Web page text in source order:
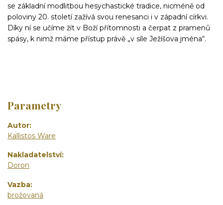
se základní modlitbou hesychastické tradice, nicméně od
poloviny 20. století zažívá svou renesanci i v západní církvi.
Díky ní se učíme žít v Boží přítomnosti a čerpat z pramenů
spásy, k nimž máme přístup právě „v síle Ježíšova jména“.
Parametry
Autor
Kallistos Ware
Nakladatelství
Doron
Vazba
brožovaná